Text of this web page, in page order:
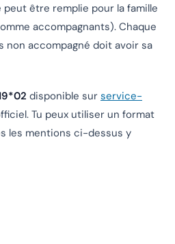
être remplie pour la famille
accompagnants). Chaque
non accompagné doit avoir sa
disponible sur service-
Tu peux utiliser un format
les mentions ci-dessus y